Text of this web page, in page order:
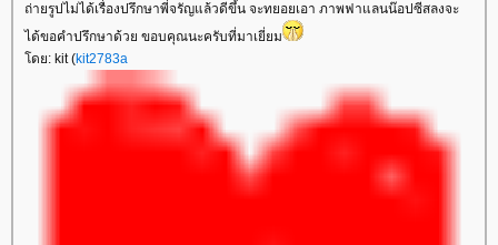
ถ่ายรูปไม่ได้เรื่องปรึกษาพี่จรัญแล้วดีขึ้น จะทยอยเอา ภาพฟาแลนน๊อปซีสลงจะ
ได้ขอคำปรึกษาด้วย ขอบคุณนะครับที่มาเยี่ยม
ดย: kit (kit2783a